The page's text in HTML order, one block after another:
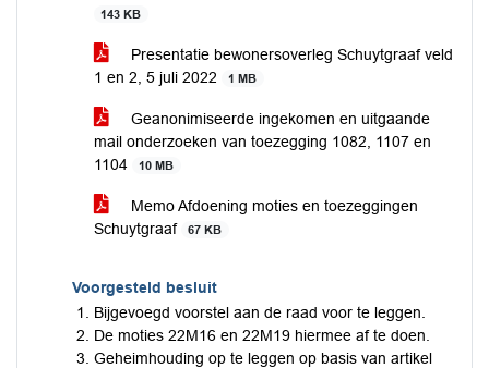
143 KB
Presentatie bewonersoverleg Schuytgraaf veld
1 en 2, 5 juli 2022
1 MB
Geanonimiseerde ingekomen en uitgaande
mail onderzoeken van toezegging 1082, 1107 en
1104
10 MB
Memo Afdoening moties en toezeggingen
Schuytgraaf
67 KB
Voorgesteld besluit
Bijgevoegd voorstel aan de raad voor te leggen.
De moties 22M16 en 22M19 hiermee af te doen.
Geheimhouding op te leggen op basis van artikel